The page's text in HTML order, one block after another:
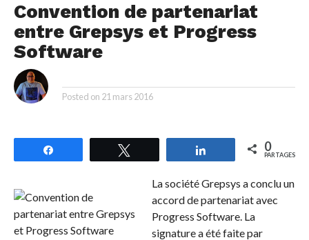
Convention de partenariat
entre Grepsys et Progress
Software
Posted on 21 mars 2016
Partagez 0
PARTAGES
La société Grepsys a conclu un
accord de partenariat avec
Progress Software. La
signature a été faite par